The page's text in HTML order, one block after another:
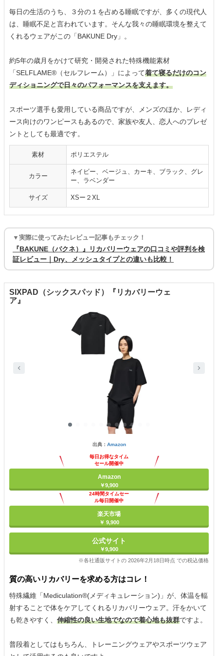
毎日の生活のうち、３分の１を占める睡眠ですが、多くの現代人
は、睡眠不足と言われています。そんな我々の睡眠環境を整えて
くれるウェアがこの「BAKUNE Dry」。
約5年の歳月をかけて研究・開発された特殊機能素材
「SELFLAME®️（セルフレーム）」によって着て寝るだけのコン
ディショニングで日々のパフォーマンスを支えます。
スポーツ選手も愛用している商品ですが、メンズのほか、レディ
ース向けのワンピースもあるので、家族や友人、恋人へのプレゼ
ントとしても最適です。
素材 ポリエステル
カラー
ネイビー、ベージュ、カーキ、ブラック、グレ
ー、ラベンダー
サイズ XSー２XL
▼実際に使ってみたレビュー記事もチェック！
『BAKUNE（バクネ）』リカバリーウェアの口コミや評判を検
証レビュー｜Dry、メッシュタイプとの違いも比較！
SIXPAD（シックスパッド）『リカバリーウェ
ア』
出典： Amazon
毎日お得なタイム
セール開催中
Amazon
￥9,900
24時間タイムセー
ル毎日開催中
楽天市場
￥ 9,900
公式サイト
￥9,900
※各社通販サイトの 2026年2月18日時点 での税込価格
質の高いリカバリーを求める方はコレ！
特殊繊維「Mediculation®(メディキュレーション)」が、体温を輻
射することで体をケアしてくれるリカバリーウェア。汗をかいて
も乾きやすく、 伸縮性の良い生地でなので着心地も抜群ですよ。
普段着としてはもちろん、トレーニングウェアやスポーツウェア